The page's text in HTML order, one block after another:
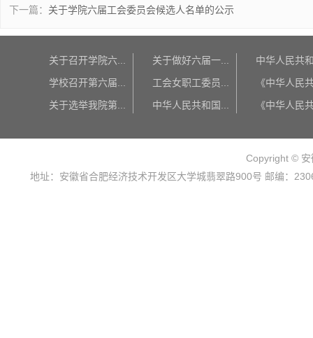
下一篇： 关于学院六届工会委员会候选人名单的公示
关于召开学院六...
学校召开第六届...
关于选举我院第...
关于做好六届一...
工会女职工委员...
中华人民共和国...
中华人民共
《中华人民
《中华人民
Copyright ©
地址：安徽省合肥经济技术开发区大学城翡翠路900号 邮编：